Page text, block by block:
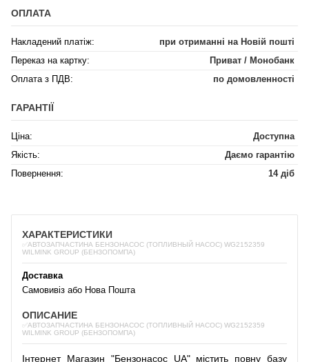
ОПЛАТА
Накладений платіж:
при отриманні на Новій пошті
Переказ на картку:
Приват / Монобанк
Оплата з ПДВ:
по домовленності
ГАРАНТІЇ
Ціна:
Доступна
Якість:
Даємо гарантію
Повернення:
14 діб
ХАРАКТЕРИСТИКИ
✅АВТОЗАПЧАСТИНА БЕНЗОНАСОС (ТОПЛИВНЫЙ НАСОС) WG2152359
WILMINK GROUP (БЕНЗОПОМПА)
Доставка
Самовивіз або Нова Пошта
ОПИСАНИЕ
✅АВТОЗАПЧАСТИНА БЕНЗОНАСОС (ТОПЛИВНЫЙ НАСОС) WG2152359
WILMINK GROUP (БЕНЗОПОМПА)
Інтернет Магазин "Бензонасос UA" містить повну базу